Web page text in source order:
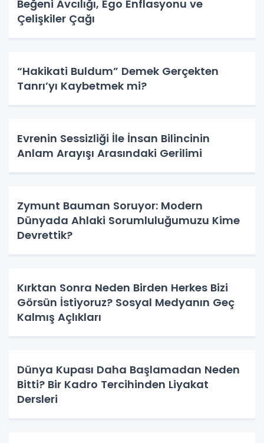
Beğeni Avcılığı, Ego Enflasyonu ve
Çelişkiler Çağı
“Hakikati Buldum” Demek Gerçekten
Tanrı’yı Kaybetmek mi?
Evrenin Sessizliği İle İnsan Bilincinin
Anlam Arayışı Arasındaki Gerilimi
Zymunt Bauman Soruyor: Modern
Dünyada Ahlaki Sorumluluğumuzu Kime
Devrettik?
Kırktan Sonra Neden Birden Herkes Bizi
Görsün İstiyoruz? Sosyal Medyanın Geç
Kalmış Açlıkları
Dünya Kupası Daha Başlamadan Neden
Bitti? Bir Kadro Tercihinden Liyakat
Dersleri